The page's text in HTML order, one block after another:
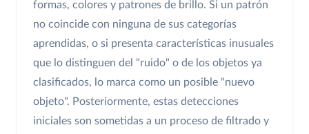
formas, colores y patrones de brillo. Si un patrón
no coincide con ninguna de sus categorías
aprendidas, o si presenta características inusuales
que lo distinguen del "ruido" o de los objetos ya
clasificados, lo marca como un posible "nuevo
objeto". Posteriormente, estas detecciones
iniciales son sometidas a un proceso de filtrado y